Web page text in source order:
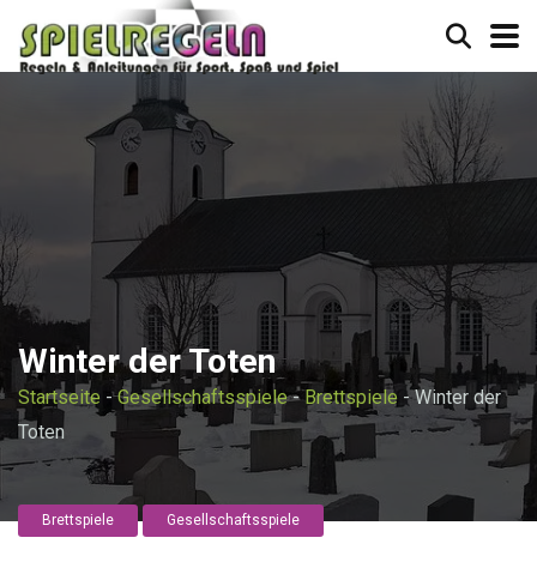
Winter der Toten
Startseite -Gesellschaftsspiele-Brettspiele -Winter der
Toten
Brettspiele Gesellschaftsspiele